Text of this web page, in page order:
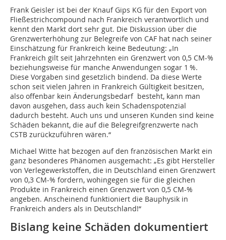
Frank Geisler ist bei der Knauf Gips KG für den Export von
Fließestrichcompound nach Frankreich verantwortlich und
kennt den Markt dort sehr gut. Die Diskussion über die
Grenzwerterhöhung zur Beleg­reife von CAF hat nach seiner
Einschätzung für Frankreich keine Bedeutung: „In
Frankreich gilt seit Jahrzehnten ein Grenzwert von 0,5 CM-%
beziehungs­weise für manche Anwendungen sogar 1 %.
Diese Vorgaben sind gesetzlich bindend. Da diese Werte
schon seit vielen Jahren in Frankreich Gültigkeit besitzen,
also offenbar kein Änderungsbedarf besteht, kann man
davon ausgehen, dass auch kein Schadenspotenzial
dadurch besteht. Auch uns und unseren Kunden sind keine
Schäden bekannt, die auf die Belegreifgrenzwerte nach
CSTB zurückzuführen wären.“
Michael Witte hat bezogen auf den französischen Markt ein
ganz besonderes Phänomen ausgemacht: „Es gibt Hersteller
von Verlegewerkstoffen, die in Deutschland einen Grenzwert
von 0,3 CM-% fordern, wohingegen sie für die gleichen
Produkte in Frankreich einen Grenzwert von 0,5 CM-%
angeben. Anscheinend funktioniert die Bauphysik in
Frankreich anders als in Deutschland!“
Bislang keine Schäden dokumentiert